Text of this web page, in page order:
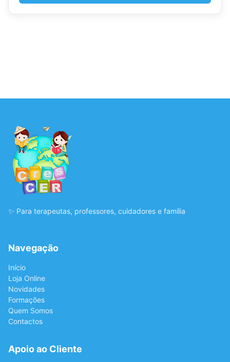
✨ Para terapeutas, professores, cuidadores e família
Navegação
Início
Loja Online
Novidades
Formações
Quem Somos
Contactos
Apoio ao Cliente